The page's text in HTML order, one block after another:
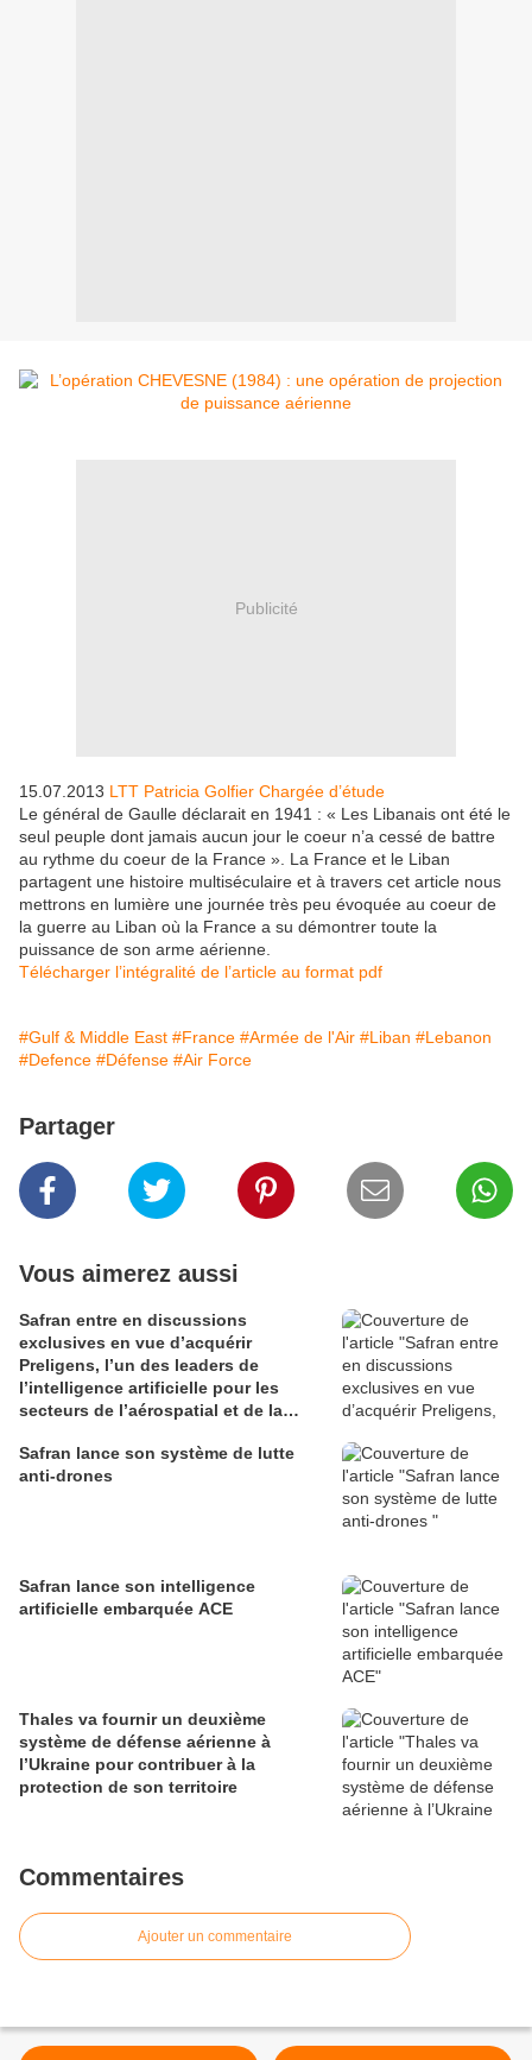
Publicité
15.07.2013 LTT Patricia Golfier Chargée d’étude
Le général de Gaulle déclarait en 1941 : « Les Libanais ont été le
seul peuple dont jamais aucun jour le coeur n’a cessé de battre
au rythme du coeur de la France ». La France et le Liban
partagent une histoire multiséculaire et à travers cet article nous
mettrons en lumière une journée très peu évoquée au coeur de
la guerre au Liban où la France a su démontrer toute la
puissance de son arme aérienne.
Télécharger l’intégralité de l’article au format pdf
#Gulf & Middle East #France #Armée de l'Air #Liban #Lebanon
#Defence #Défense #Air Force
Partager
Vous aimerez aussi
Safran entre en discussions
exclusives en vue d’acquérir
Preligens, l’un des leaders de
l’intelligence artificielle pour les
secteurs de l’aérospatial et de la
Safran lance son système de lutte
anti-drones
Safran lance son intelligence
artificielle embarquée ACE
Thales va fournir un deuxième
système de défense aérienne à
l’Ukraine pour contribuer à la
protection de son territoire
Commentaires
Ajouter un commentaire